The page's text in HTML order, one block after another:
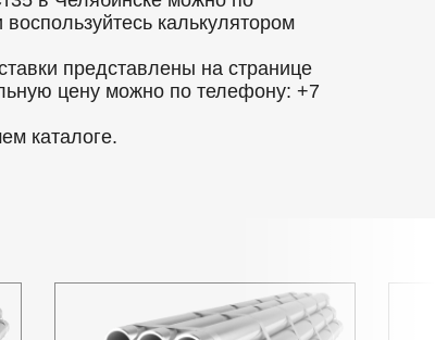
калькулятором
представлены на странице
цену можно по телефону: +7
каталоге.